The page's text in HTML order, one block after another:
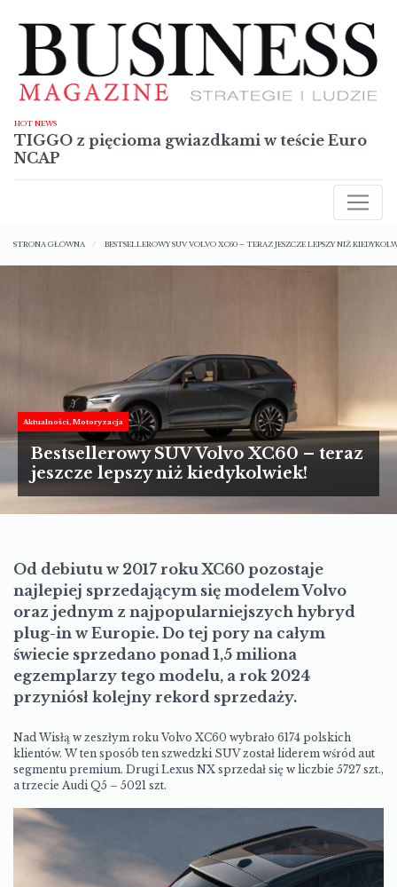
HOT NEWS
TIGGO z pięcioma gwiazdkami w teście Euro
NCAP
RAPORTY
TURYSTYKA
MOTORYZACJA
LIFESTYLE
nawigacyjna
STRONA GŁÓWNA BESTSELLEROWY SUV VOLVO XC60 – TERAZ JESZCZE LEPSZY NIŻ
Aktualności Motoryzacja
Bestsellerowy SUV Volvo XC60 – teraz
jeszcze lepszy niż kiedykolwiek!
Od debiutu w 2017 roku XC60 pozostaje
najlepiej sprzedającym się modelem Volvo
oraz jednym z najpopularniejszych hybryd
plug-in w Europie. Do tej pory na całym
świecie sprzedano ponad 1,5 miliona
egzemplarzy tego modelu, a rok 2024
przyniósł kolejny rekord sprzedaży.
Nad Wisłą w zeszłym roku Volvo XC60 wybrało 6174 polskich
klientów. W ten sposób ten szwedzki SUV został liderem wśród aut
segmentu premium. Drugi Lexus NX sprzedał się w liczbie 5727 szt.,
a trzecie Audi Q5 – 5021 szt.